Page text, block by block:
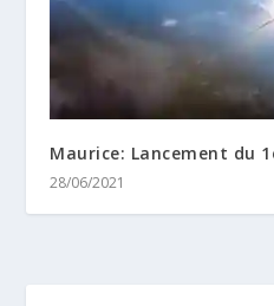
Maurice: Lancement du
28/06/2021